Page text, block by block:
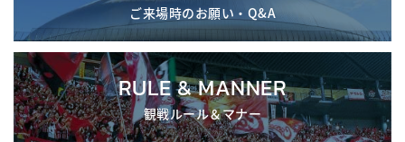
ご来場時のお願い・Q&A
RULE & MANNER
観戦ルール＆マナー